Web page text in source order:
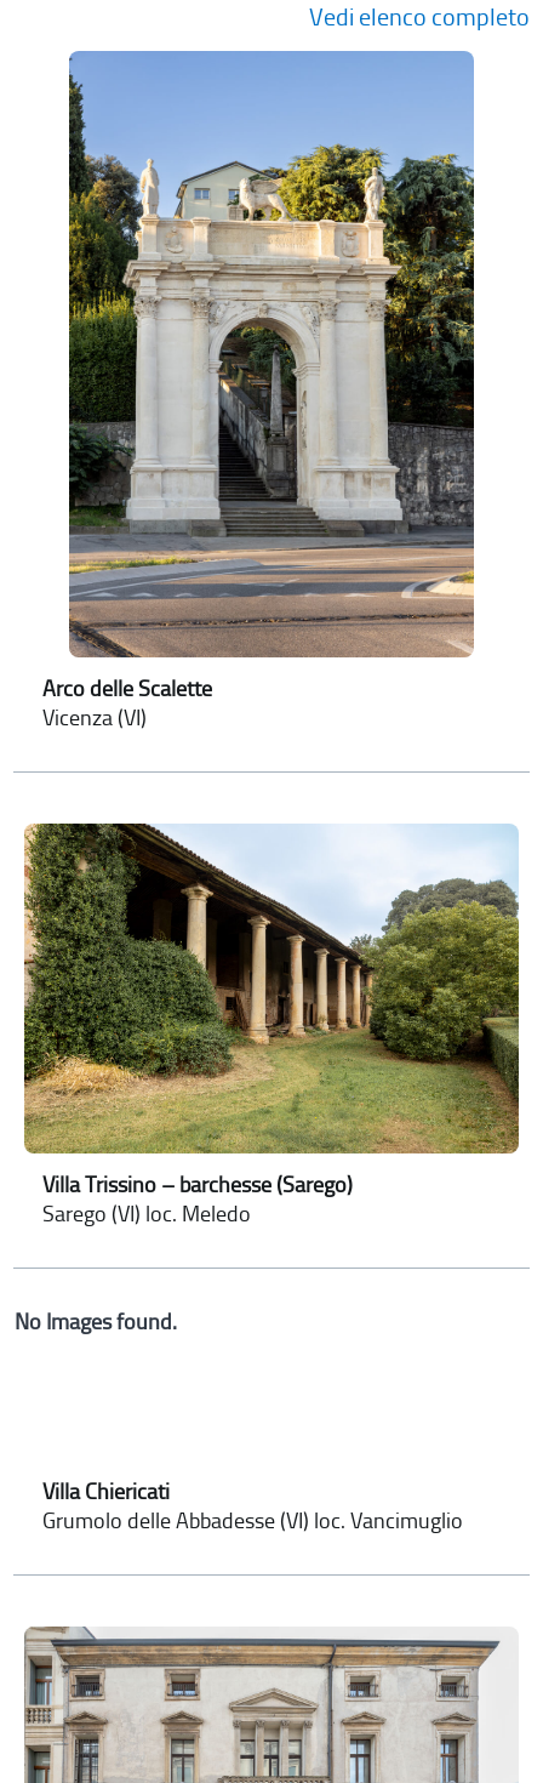
Vedi elenco completo
Arco delle Scalette
Vicenza (VI)
Villa Trissino – barchesse (Sarego)
Sarego (VI) loc. Meledo
No Images found.
Villa Chiericati
Grumolo delle Abbadesse (VI) loc. Vancimuglio